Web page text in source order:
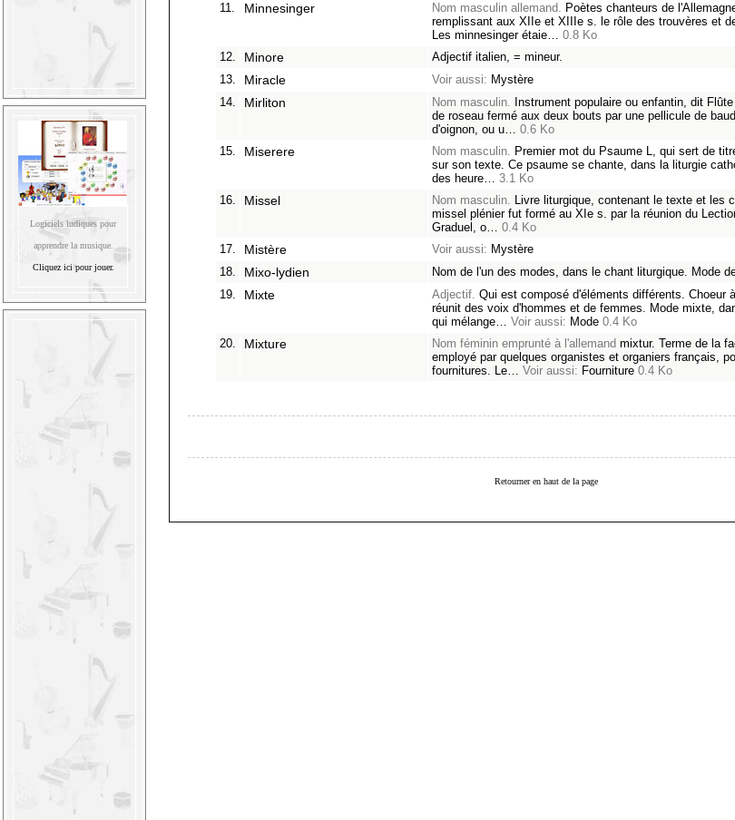
Logiciels ludiques pour
apprendre la musique.
Cliquez ici pour jouer.
11.
Minnesinger Nom masculin allemand. Poètes chanteurs de
remplissant aux XIIe et XIIIe s. le rôle des trouvères et
Les minnesinger étaie… 0.8 Ko
12.
Minore
Adjectif italien, = mineur.
13.
Miracle Voir aussi: Mystère
14.
Mirliton Nom masculin. Instrument populaire ou enfantin, dit
de roseau fermé aux deux bouts par une pellicule de
d'oignon, ou u… 0.6 Ko
15.
Miserere Nom masculin. Premier mot du Psaume L, qui sert de
sur son texte. Ce psaume se chante, dans la liturgie
des heure… 3.1 Ko
16.
Missel Nom masculin. Livre liturgique, contenant le texte et les
missel plénier fut formé au XIe s. par la réunion du
Graduel, o… 0.4 Ko
17.
Mistère Voir aussi: Mystère
18.
Mixo-lydien Nom de l'un des modes, dans le chant liturgique. Mode
19.
Mixte Adjectif. Qui est composé d'éléments différents. Choeur
réunit des voix d'hommes et de femmes. Mode mixte,
qui mélange… Voir aussi: Mode 0.4 Ko
20.
Mixture Nom féminin emprunté à l'allemand mixtur. Terme de la
employé par quelques organistes et organiers français,
fournitures. Le… Voir aussi: Fourniture 0.4 Ko
Retourner en haut de la page